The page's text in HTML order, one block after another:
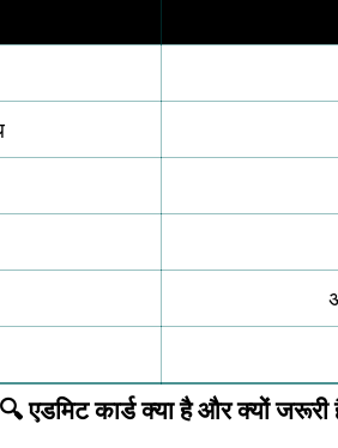
🔍 एडमिट कार्ड क्या है और क्यों जरूरी